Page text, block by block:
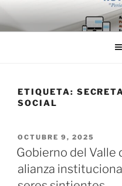
Saltar
al
contenido
ETIQUETA:
SOCIAL
PUBLICADO
EL
OCTUBRE 9, 2025
Gobierno del Valle
alianza